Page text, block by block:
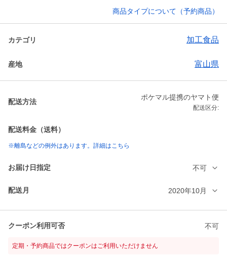
商品タイプについて（予約商品）
カテゴリ 加工食品
産地 富山県
配送方法
ポケマル提携のヤマト便
配送区分:
配送料金（送料）
※離島などの例外はあります。詳細はこちら
お届け日指定 不可
配送月 2020年10月
クーポン利用可否 不可
定期・予約商品ではクーポンはご利用いただけません